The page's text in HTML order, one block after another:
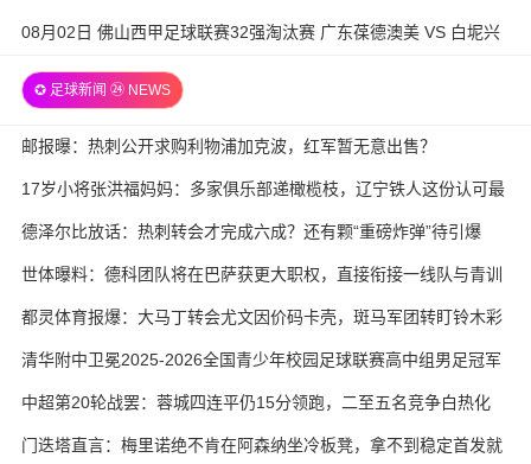
国澳门澳科精英 全场录像
08月02日 佛山西甲足球联赛32强淘汰赛 广东葆德澳美 VS 白坭兴
✪ 足球新闻 ㉔ NEWS
邮报曝：热刺公开求购利物浦加克波，红军暂无意出售？
17岁小将张洪福妈妈：多家俱乐部递橄榄枝，辽宁铁人这份认可最
实在
德泽尔比放话：热刺转会才完成六成？还有颗“重磅炸弹”待引爆
世体曝料：德科团队将在巴萨获更大职权，直接衔接一线队与青训
都灵体育报爆：大马丁转会尤文因价码卡壳，斑马军团转盯铃木彩
艳与维卡里奥
清华附中卫冕2025-2026全国青少年校园足球联赛高中组男足冠军
中超第20轮战罢：蓉城四连平仍15分领跑，二至五名竞争白热化
门迭塔直言：梅里诺绝不肯在阿森纳坐冷板凳，拿不到稳定首发就